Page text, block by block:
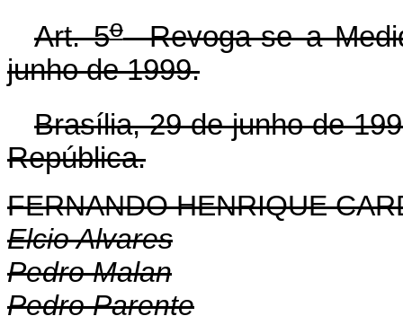
Art. 5oRevoga-se a
junho de 1999.
Brasília, 29 de junho de
República.
FERNANDO HENRIQUE
Elcio Alvares
Pedro Malan
Pedro Parente